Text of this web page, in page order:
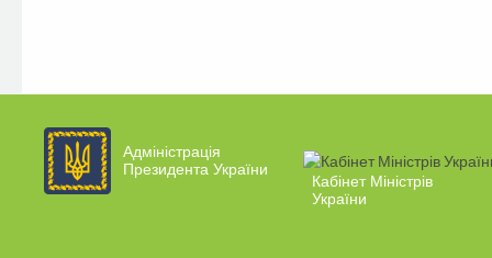
Адміністрація
Президента України
Кабінет Міністрів
України